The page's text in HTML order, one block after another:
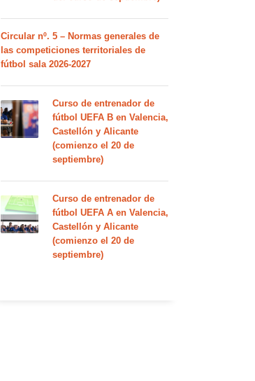
Circular nº. 5 – Normas generales de
las competiciones territoriales de
fútbol sala 2026-2027
Curso de entrenador de
fútbol UEFA B en Valencia,
Castellón y Alicante
(comienzo el 20 de
septiembre)
Curso de entrenador de
fútbol UEFA A en Valencia,
Castellón y Alicante
(comienzo el 20 de
septiembre)